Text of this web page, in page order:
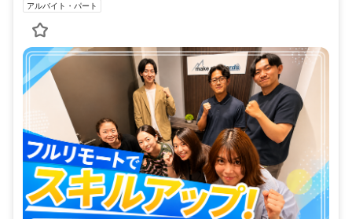
アルバイト・パート